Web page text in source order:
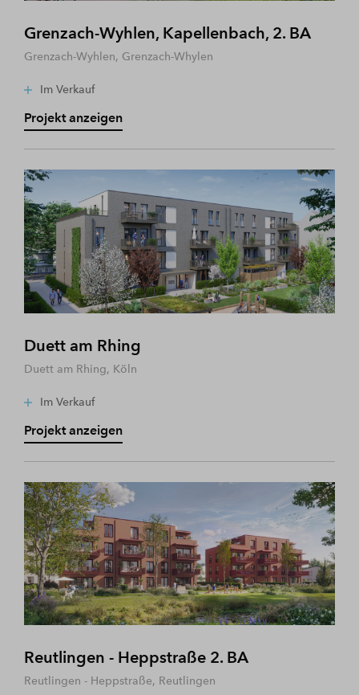
Grenzach-Wyhlen, Kapellenbach, 2. BA
Grenzach-Wyhlen, Grenzach-Whylen
Im Verkauf
Projekt anzeigen
Duett am Rhing
Duett am Rhing, Köln
Im Verkauf
Projekt anzeigen
Reutlingen - Heppstraße 2. BA
Reutlingen - Heppstraße, Reutlingen